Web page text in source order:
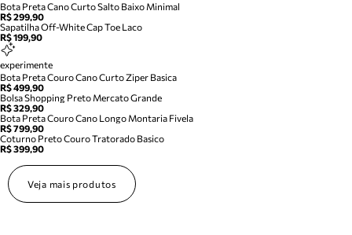
Bota Preta Cano Curto Salto Baixo Minimal
R$ 299,90
Sapatilha Off-White Cap Toe Laco
R$ 199,90
experimente
Bota Preta Couro Cano Curto Ziper Basica
R$ 499,90
Bolsa Shopping Preto Mercato Grande
R$ 329,90
Bota Preta Couro Cano Longo Montaria Fivela
R$ 799,90
Coturno Preto Couro Tratorado Basico
R$ 399,90
Veja mais produtos